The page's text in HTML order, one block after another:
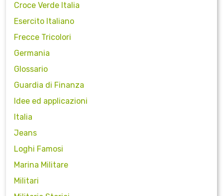
Croce Verde Italia
Esercito Italiano
Frecce Tricolori
Germania
Glossario
Guardia di Finanza
Idee ed applicazioni
Italia
Jeans
Loghi Famosi
Marina Militare
Militari